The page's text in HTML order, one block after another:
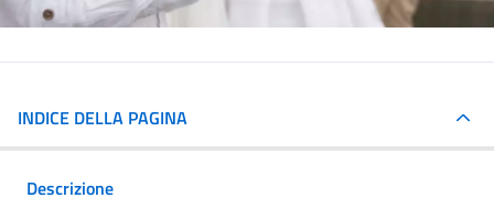
INDICE DELLA PAGINA
Descrizione